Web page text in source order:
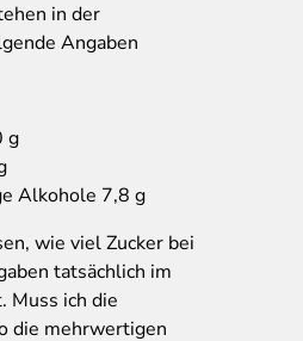
in der
Angaben
g
Alkohole 7,8 g
wie viel Zucker bei
tatsächlich im
Muss ich die
die mehrwertigen